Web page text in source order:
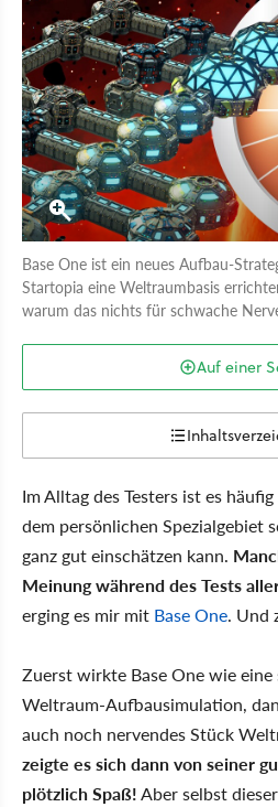
Base One ist ein neues Aufbau-
Startopia eine Weltraumbasis
warum das nichts für schwache
Auf einer
Im Alltag des Testers ist es
dem persönlichen Spezialgebiet
ganz gut einschätzen kann.
Meinung während des Tests
erging es mir mit Base One. Und
Zuerst wirkte Base One wie
Weltraum-Aufbausimulation,
auch noch nervendes Stück
zeigte es sich dann von seiner
plötzlich Spaß!Aber selbst